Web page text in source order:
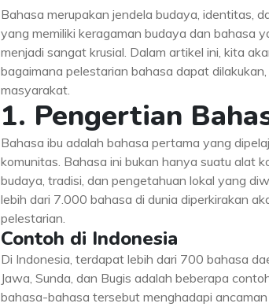
Bahasa merupakan jendela budaya, identitas,
yang memiliki keragaman budaya dan bahasa
menjadi sangat krusial. Dalam artikel ini, kita
bagaimana pelestarian bahasa dapat
masyarakat.
1. Pengertian
Bahasa ibu adalah bahasa pertama yang
komunitas. Bahasa ini bukan hanya suatu alat
budaya, tradisi, dan pengetahuan lokal yang
lebih dari 7.000 bahasa di dunia diperkirakan
pelestarian.
Contoh di Indonesia
Di Indonesia, terdapat lebih dari 700 bahasa
Jawa, Sunda, dan Bugis adalah beberapa
bahasa-bahasa tersebut menghadapi